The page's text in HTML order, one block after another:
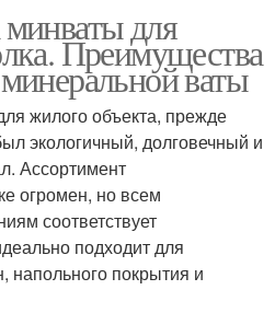
для
Преимущества
ваты
жилого объекта, прежде
экологичный, долговечный и
Ассортимент
огромен, но всем
соответствует
подходит для
напольного покрытия и